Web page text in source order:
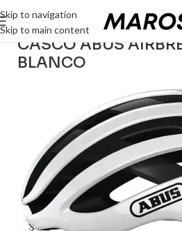
Skip to navigation
Skip to main content
CASCO ABUS
BLANCO